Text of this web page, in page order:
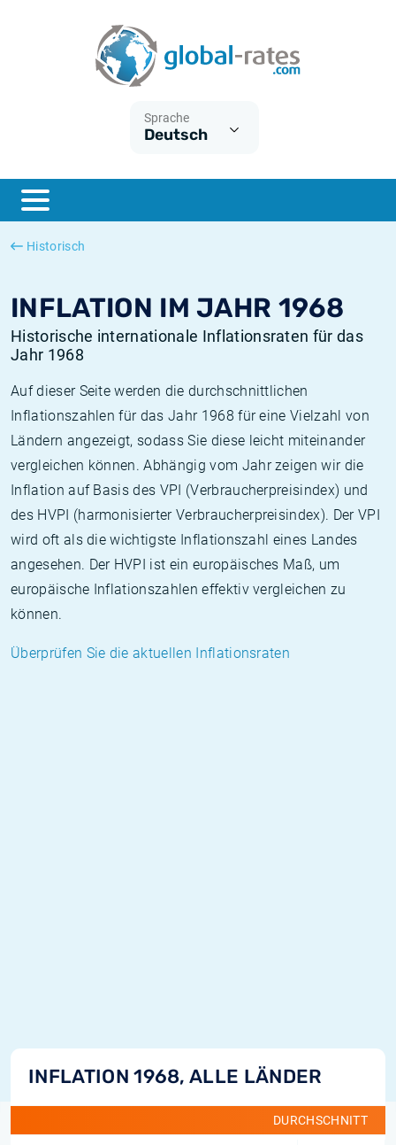
Sprache
Deutsch
Historisch
INFLATION IM JAHR 1968
Historische internationale Inflationsraten für das
Jahr 1968
Auf dieser Seite werden die durchschnittlichen
Inflationszahlen für das Jahr 1968 für eine Vielzahl von
Ländern angezeigt, sodass Sie diese leicht miteinander
vergleichen können. Abhängig vom Jahr zeigen wir die
Inflation auf Basis des VPI (Verbraucherpreisindex) und
des HVPI (harmonisierter Verbraucherpreisindex). Der VPI
wird oft als die wichtigste Inflationszahl eines Landes
angesehen. Der HVPI ist ein europäisches Maß, um
europäische Inflationszahlen effektiv vergleichen zu
können.
Überprüfen Sie die aktuellen Inflationsraten
INFLATION 1968, ALLE LÄNDER
DURCHSCHNITT
ESTER
SONIA
Was ist die VPI-Inflation?
Was ist die HVPI-Inflation?
Deutsche inflation
Europäische inflation
Historische Euribor-Sätze
Historische ESTER-Sätze
Historische SOFR-Sätze
Historische SONIA-Sätze
Inflationsrechner